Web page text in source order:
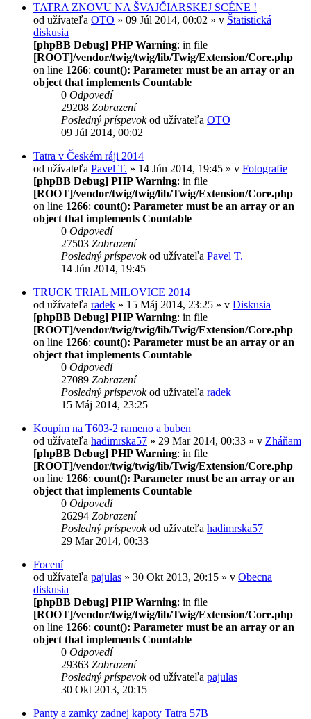
TATRA ZNOVU NA ŠVAJČIARSKEJ SCÉNE !
od užívateľa OTO » 09 Júl 2014, 00:02 » v Štatistická
diskusia
[phpBB Debug] PHP Warning: in file
[ROOT]/vendor/twig/twig/lib/Twig/Extension/Core.php
on line 1266: count(): Parameter must be an array or an
object that implements Countable
0 Odpovedí
29208 Zobrazení
Posledný príspevokod užívateľa OTO
09 Júl 2014, 00:02
Tatra v Českém ráji 2014
od užívateľa Pavel T. » 14 Jún 2014, 19:45 » v Fotografie
[phpBB Debug] PHP Warning: in file
[ROOT]/vendor/twig/twig/lib/Twig/Extension/Core.php
on line 1266: count(): Parameter must be an array or an
object that implements Countable
0 Odpovedí
27503 Zobrazení
Posledný príspevokod užívateľa Pavel T.
14 Jún 2014, 19:45
TRUCK TRIAL MILOVICE 2014
od užívateľa radek » 15 Máj 2014, 23:25 » v Diskusia
[phpBB Debug] PHP Warning: in file
[ROOT]/vendor/twig/twig/lib/Twig/Extension/Core.php
on line 1266: count(): Parameter must be an array or an
object that implements Countable
0 Odpovedí
27089 Zobrazení
Posledný príspevokod užívateľa radek
15 Máj 2014, 23:25
Koupím na T603-2 rameno a buben
od užívateľa hadimrska57 » 29 Mar 2014, 00:33 » v Zháňam
[phpBB Debug] PHP Warning: in file
[ROOT]/vendor/twig/twig/lib/Twig/Extension/Core.php
on line 1266: count(): Parameter must be an array or an
object that implements Countable
0 Odpovedí
26294 Zobrazení
Posledný príspevokod užívateľa hadimrska57
29 Mar 2014, 00:33
Focení
od užívateľa pajulas » 30 Okt 2013, 20:15 » v Obecna
diskusia
[phpBB Debug] PHP Warning: in file
[ROOT]/vendor/twig/twig/lib/Twig/Extension/Core.php
on line 1266: count(): Parameter must be an array or an
object that implements Countable
0 Odpovedí
29363 Zobrazení
Posledný príspevokod užívateľa pajulas
30 Okt 2013, 20:15
Panty a zamky zadnej kapoty Tatra 57B